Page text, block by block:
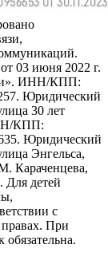
03 июня 2022 г.
ИНН/КПП:
Юридический
30 лет
КПП:
Юридический
Энгельса,
Караченцева,
Для детей
с
правах. При